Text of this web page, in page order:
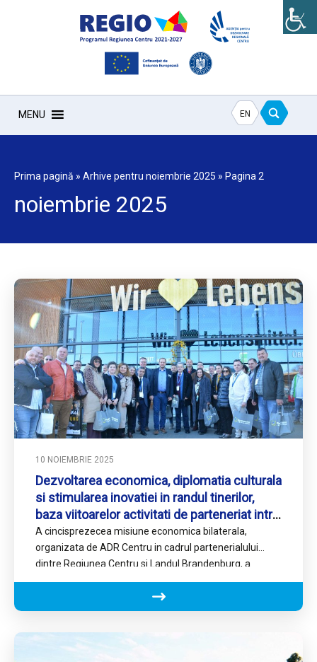
MENU EN
Prima pagină » Arhive pentru noiembrie 2025 » Pagina 2
noiembrie 2025
10 NOIEMBRIE 2025
Dezvoltarea economica, diplomatia culturala
si stimularea inovatiei in randul tinerilor,
baza viitoarelor activitati de parteneriat intre
Regiunea Centru si Landul Brandenburg
A cincisprezecea misiune economica bilaterala,
organizata de ADR Centru in cadrul partenerialului
dintre Regiunea Centru si Landul Brandenburg, a
permis unei delegatii de oameni de…